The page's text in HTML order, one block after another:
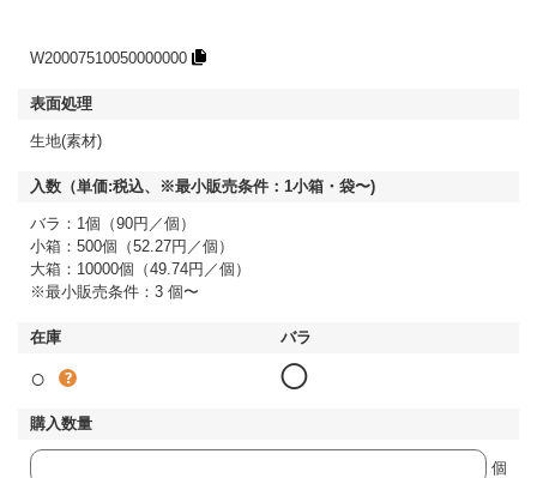
W20007510050000000
生地(素材)
バラ：1個（90円／個）
小箱：500個（52.27円／個）
大箱：10000個（49.74円／個）
※最小販売条件：3 個〜
○ ◯
個